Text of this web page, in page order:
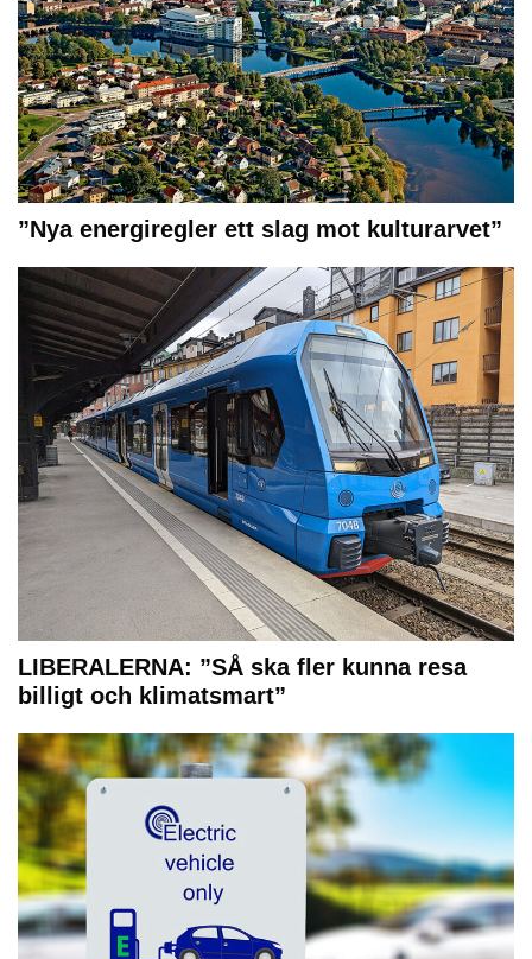
”Nya energiregler ett slag mot kulturarvet”
LIBERALERNA: ”SÅ ska fler kunna resa
billigt och klimatsmart”